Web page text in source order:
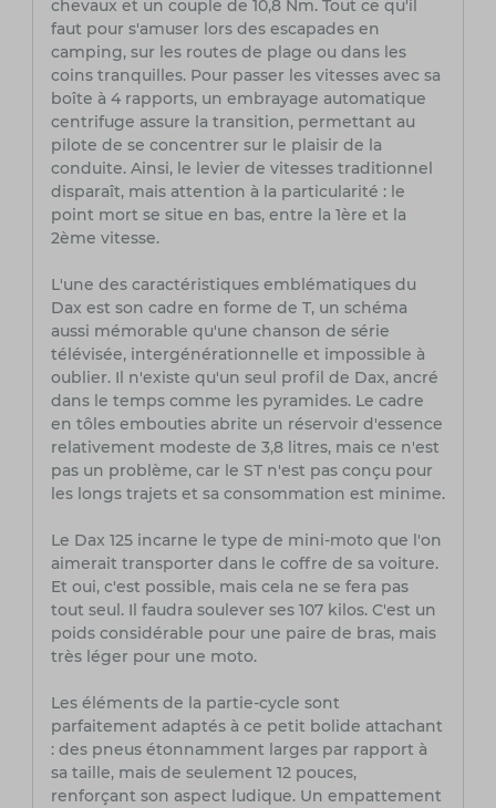
chevaux et un couple de 10,8 Nm. Tout ce qu'il
faut pour s'amuser lors des escapades en
camping, sur les routes de plage ou dans les
coins tranquilles. Pour passer les vitesses avec sa
boîte à 4 rapports, un embrayage automatique
centrifuge assure la transition, permettant au
pilote de se concentrer sur le plaisir de la
conduite. Ainsi, le levier de vitesses traditionnel
disparaît, mais attention à la particularité : le
point mort se situe en bas, entre la 1ère et la
2ème vitesse.
L'une des caractéristiques emblématiques du
Dax est son cadre en forme de T, un schéma
aussi mémorable qu'une chanson de série
télévisée, intergénérationnelle et impossible à
oublier. Il n'existe qu'un seul profil de Dax, ancré
dans le temps comme les pyramides. Le cadre
en tôles embouties abrite un réservoir d'essence
relativement modeste de 3,8 litres, mais ce n'est
pas un problème, car le ST n'est pas conçu pour
les longs trajets et sa consommation est minime.
Le Dax 125 incarne le type de mini-moto que l'on
aimerait transporter dans le coffre de sa voiture.
Et oui, c'est possible, mais cela ne se fera pas
tout seul. Il faudra soulever ses 107 kilos. C'est un
poids considérable pour une paire de bras, mais
très léger pour une moto.
Les éléments de la partie-cycle sont
parfaitement adaptés à ce petit bolide attachant
: des pneus étonnamment larges par rapport à
sa taille, mais de seulement 12 pouces,
renforçant son aspect ludique. Un empattement